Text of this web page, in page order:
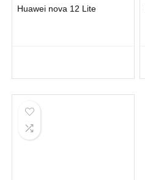
Huawei nova 12 Lite